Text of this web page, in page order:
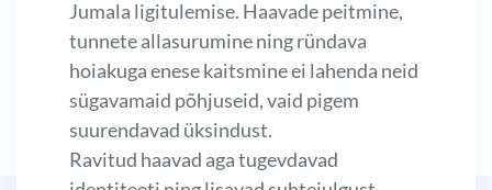
Jumala ligitulemise. Haavade peitmine,
tunnete allasurumine ning ründava
hoiakuga enese kaitsmine ei lahenda neid
sügavamaid põhjuseid, vaid pigem
suurendavad üksindust.
Ravitud haavad aga tugevdavad